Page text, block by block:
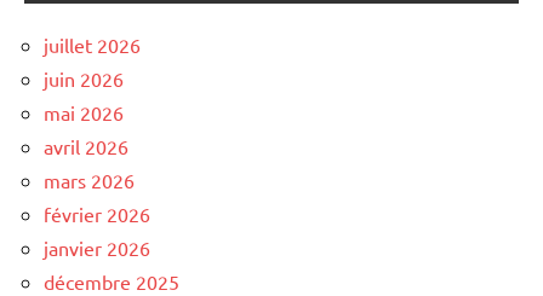
juillet 2026
juin 2026
mai 2026
avril 2026
mars 2026
février 2026
janvier 2026
décembre 2025